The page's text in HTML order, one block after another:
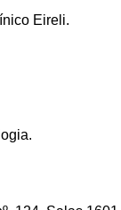
Eireli.